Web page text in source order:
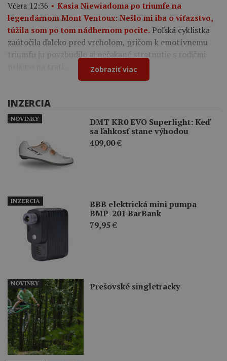
Včera 12:36
Kasia Niewiadoma po triumfe na
legendárnom Mont Ventoux: Nešlo mi iba o víťazstvo,
túžila som po tom nádhernom pocite. Poľská cyklistka
zaútočila ďaleko pred vrcholom, pričom k emotívnemu
triumfu ju povzbudilo aj nečakané stretnutie s rodičmi
Zobraziť viac
INZERCIA
DMT KR0 EVO Superlight: Keď
sa ľahkosť stane výhodou
409,00€
NOVINKY
BBB elektrická mini pumpa
BMP-201 BarBank
79,95€
INZERCIA
Prešovské singletracky
NOVINKY